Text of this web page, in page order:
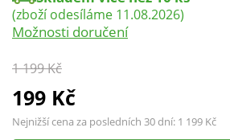
1 199 Kč
199 Kč
Nejnižší cena za posledních 30 dní: 1 199 Kč
(zboží odesíláme 11.08.2026)
Možnosti doručení